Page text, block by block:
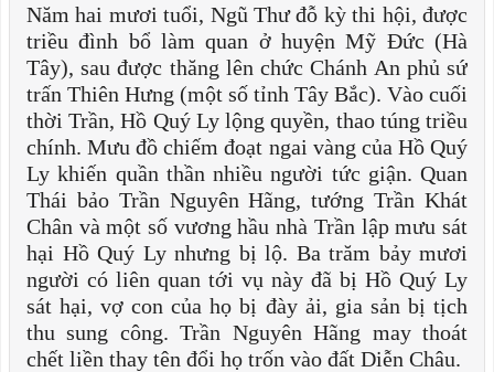
Năm hai mươi tuổi, Ngũ Thư đỗ kỳ thi hội, được
triều đình bổ làm quan ở huyện Mỹ Đức (Hà
Tây), sau được thăng lên chức Chánh An phủ sứ
trấn Thiên Hưng (một số tỉnh Tây Bắc). Vào cuối
thời Trần, Hồ Quý Ly lộng quyền, thao túng triều
chính. Mưu đồ chiếm đoạt ngai vàng của Hồ Quý
Ly khiến quần thần nhiều người tức giận. Quan
Thái bảo Trần Nguyên Hãng, tướng Trần Khát
Chân và một số vương hầu nhà Trần lập mưu sát
hại Hồ Quý Ly nhưng bị lộ. Ba trăm bảy mươi
người có liên quan tới vụ này đã bị Hồ Quý Ly
sát hại, vợ con của họ bị đày ải, gia sản bị tịch
thu sung công. Trần Nguyên Hãng may thoát
chết liền thay tên đổi họ trốn vào đất Diễn Châu.